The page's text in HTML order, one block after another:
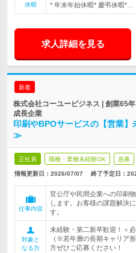
休暇
* 年末年始休暇* 慶弔休暇*…
求人詳細を見る
新着
株式会社コーユービジネス | 創業65
成長企業
印刷やBPOサービスの【営業
≫
正社員 職種・業種未経験OK 急募
情報更新日：2026/07/07 終了予定日：
仕事内容
官公庁や民間企業への印刷
します。お客様の課題解決
す。
対象と
なる方
未経験・第二新卒歓迎！＜
（※若年層の長期キャリア
方ぜひご応募ください！